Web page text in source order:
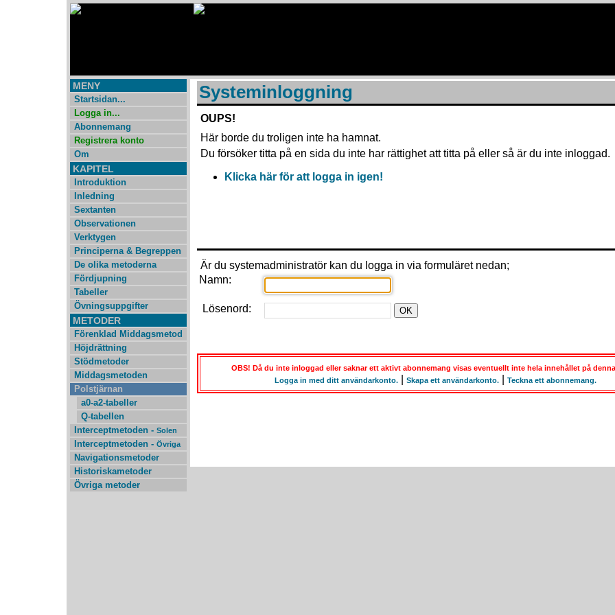
MENY
Startsidan...
Logga in...
Abonnemang
Registrera konto
Om
KAPITEL
Introduktion
Inledning
Sextanten
Observationen
Verktygen
Principerna & Begreppen
De olika metoderna
Fördjupning
Tabeller
Övningsuppgifter
METODER
Förenklad Middagsmetod
Höjdrättning
Stödmetoder
Middagsmetoden
Polstjärnan
a0-a2-tabeller
Q-tabellen
Interceptmetoden - Solen
Interceptmetoden - Övriga
Navigationsmetoder
Historiskametoder
Övriga metoder
Systeminloggning
OUPS!
Här borde du troligen inte ha hamnat.
Du försöker titta på en sida du inte har rättighet att titta på eller så är du inte inloggad.
Klicka här för att logga in igen!
Är du systemadministratör kan du logga in via formuläret nedan;
Namn:
Lösenord:
OBS! Då du inte inloggad eller saknar ett aktivt abonnemang visas eventuellt inte hela innehållet på
Logga in med ditt användarkonto.
Skapa ett användarkonto. Teckna ett abonnemang.